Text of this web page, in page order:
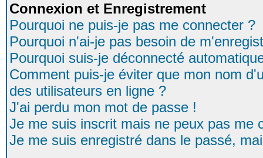
Connexion et Enregistrement
Pourquoi ne puis-je pas me connecter ?
Pourquoi n'ai-je pas besoin de
Pourquoi suis-je déconnecté
Comment puis-je éviter que mon nom
des utilisateurs en ligne ?
J'ai perdu mon mot de passe !
Je me suis inscrit mais ne peux pas me
Je me suis enregistré dans le passé,